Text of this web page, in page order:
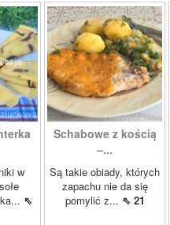
w
⇖
Schabowe z kością
–...
Są takie obiady, których
zapachu nie da się
pomylić z... ⇖ 21